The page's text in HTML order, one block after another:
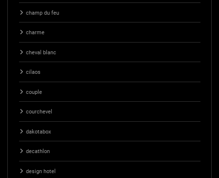
champ du feu
charme
cheval blanc
cilaos
couple
courchevel
dakotabox
decathlon
design hotel